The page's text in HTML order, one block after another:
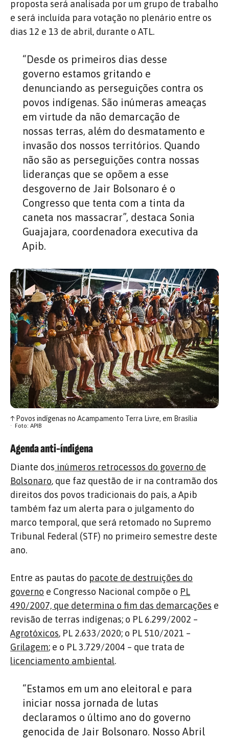
proposta será analisada por um grupo de trabalho
e será incluída para votação no plenário entre os
dias 12 e 13 de abril, durante o ATL.
“Desde os primeiros dias desse
governo estamos gritando e
denunciando as perseguições contra os
povos indígenas. São inúmeras ameaças
em virtude da não demarcação de
nossas terras, além do desmatamento e
invasão dos nossos territórios. Quando
não são as perseguições contra nossas
lideranças que se opõem a esse
desgoverno de Jair Bolsonaro é o
Congresso que tenta com a tinta da
caneta nos massacrar”, destaca Sonia
Guajajara, coordenadora executiva da
Apib.
↑Povos indígenas no Acampamento Terra Livre, em Brasília
Foto: APIB
Agenda anti-índigena
Diante dos inúmeros retrocessos do governo de
Bolsonaro, que faz questão de ir na contramão dos
direitos dos povos tradicionais do país, a Apib
também faz um alerta para o julgamento do
marco temporal, que será retomado no Supremo
Tribunal Federal (STF) no primeiro semestre deste
ano.
Entre as pautas do pacote de destruições do
governo e Congresso Nacional compõe o PL
490/2007, que determina o fim das demarcações e
revisão de terras indígenas; o PL 6.299/2002 –
Agrotóxicos, PL 2.633/2020; o PL 510/2021 –
Grilagem; e o PL 3.729/2004 – que trata de
licenciamento ambiental.
“Estamos em um ano eleitoral e para
iniciar nossa jornada de lutas
declaramos o último ano do governo
genocida de Jair Bolsonaro. Nosso Abril